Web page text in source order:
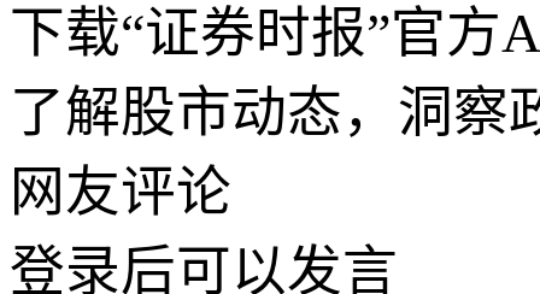
下载“证券时报”官方
了解股市动态，洞察
网友评论
登录后可以发言